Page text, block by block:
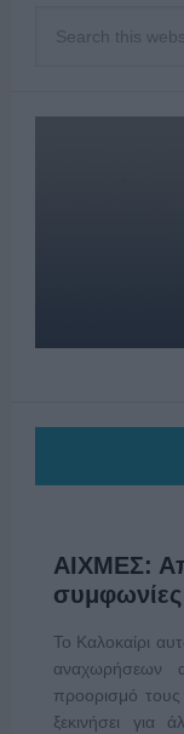
ΑΙΧΜΕΣ:
συμφωνίες
Το Καλοκαίρι
αναχωρήσεων
προορισμό
ξεκινήσει για